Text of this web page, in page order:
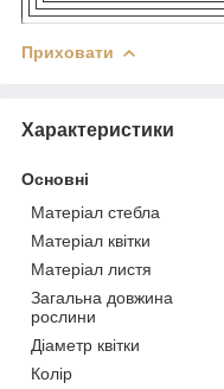
Приховати
Характеристики
Основні
Матеріал стебла
Матеріал квітки
Матеріал листя
Загальна довжина
рослини
Діаметр квітки
Колір